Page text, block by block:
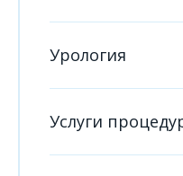
Урология
Услуги